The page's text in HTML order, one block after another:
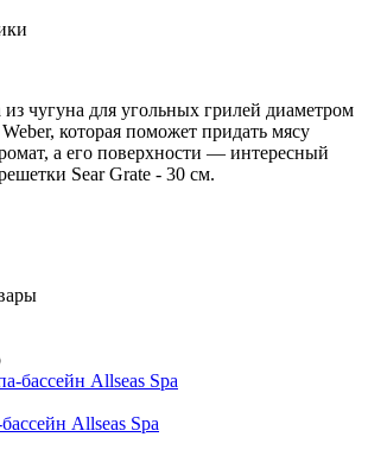
из чугуна для угольных грилей диаметром
которая поможет придать мясу
а его поверхности — интересный
Sear Grate - 30 см.
Allseas Spa